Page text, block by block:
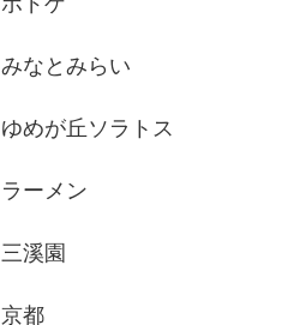
みなとみらい
ゆめが丘ソラトス
ラーメン
三溪園
京都